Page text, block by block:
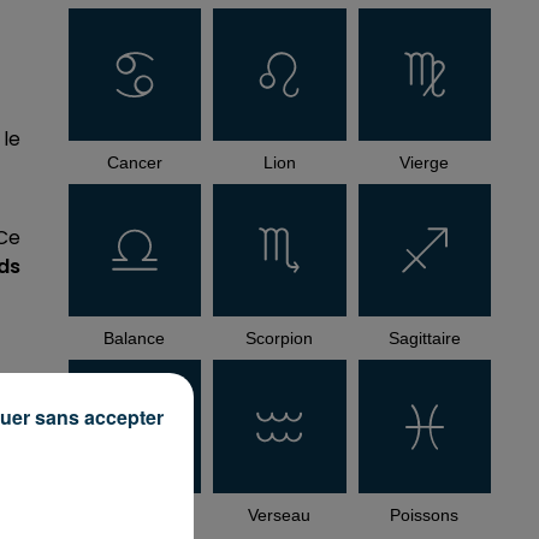
Cancer Lion Vierge
Balance Scorpion Sagittaire
Verseau Poissons
sans accepter